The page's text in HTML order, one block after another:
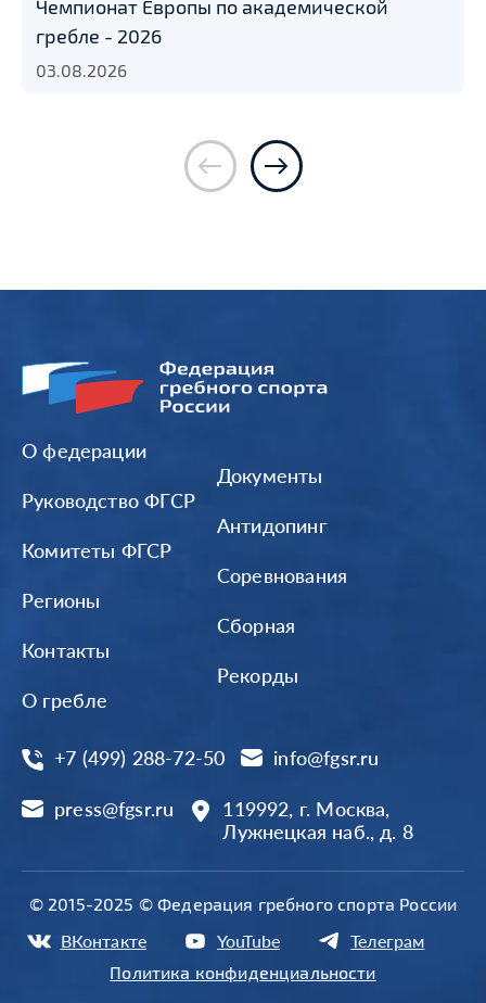
Чемпионат Европы по академической
гребле - 2026
03.08.2026
О федерации
Руководство ФГСР
Комитеты ФГСР
Регионы
Контакты
О гребле
Документы
Антидопинг
Соревнования
Сборная
Рекорды
+7 (499) 288-72-50 info@fgsr.ru
press@fgsr.ru
119992, г. Москва,
Лужнецкая наб., д. 8
© 2015-2025 © Федерация гребного спорта России
Политика конфиденциальности
ВКонтакте YouTube Телеграм